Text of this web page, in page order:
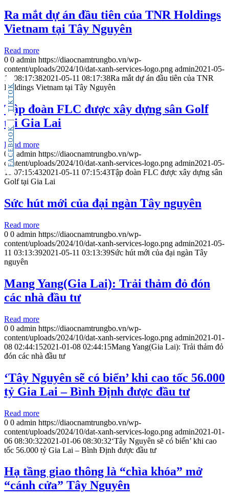
FACEBOOK
TIKTOK
Ra mắt dự án đầu tiên của TNR Holdings
Vietnam tại Tây Nguyên
Read more
0 0 admin https://diaocnamtrungbo.vn/wp-
content/uploads/2024/10/dat-xanh-services-logo.png admin2021-05-
11 08:17:382021-05-11 08:17:38Ra mắt dự án đầu tiên của TNR
Holdings Vietnam tại Tây Nguyên
Tập đoàn FLC được xây dựng sân Golf
tại Gia Lai
Read more
0 0 admin https://diaocnamtrungbo.vn/wp-
content/uploads/2024/10/dat-xanh-services-logo.png admin2021-05-
11 07:15:432021-05-11 07:15:43Tập đoàn FLC được xây dựng sân
Golf tại Gia Lai
Sức hút mới của đại ngàn Tây nguyên
Read more
0 0 admin https://diaocnamtrungbo.vn/wp-
content/uploads/2024/10/dat-xanh-services-logo.png admin2021-05-
11 03:13:392021-05-11 03:13:39Sức hút mới của đại ngàn Tây
nguyên
Mang Yang(Gia Lai): Trải thảm đỏ đón
các nhà đầu tư
Read more
0 0 admin https://diaocnamtrungbo.vn/wp-
content/uploads/2024/10/dat-xanh-services-logo.png admin2021-01-
08 02:44:152021-01-08 02:44:15Mang Yang(Gia Lai): Trải thảm đỏ
đón các nhà đầu tư
‘Tây Nguyên sẽ có biển’ khi cao tốc 56.000
tỷ Gia Lai – Bình Định được đầu tư
Read more
0 0 admin https://diaocnamtrungbo.vn/wp-
content/uploads/2024/10/dat-xanh-services-logo.png admin2021-01-
06 08:30:322021-01-06 08:30:32‘Tây Nguyên sẽ có biển’ khi cao
tốc 56.000 tỷ Gia Lai – Bình Định được đầu tư
Hạ tầng giao thông là “chìa khóa” mở
“cánh cửa” Tây Nguyên